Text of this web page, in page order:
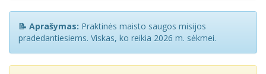
📝 Aprašymas: Praktinės maisto saugos misijos
pradedantiesiems. Viskas, ko reikia 2026 m. sėkmei.